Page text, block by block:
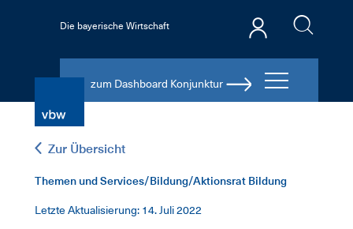
Die bayerische Wirtschaft
zum Dashboard Konjunktur
Zur Übersicht
Themen und Services/Bildung/Aktionsrat Bildung
Letzte Aktualisierung: 14. Juli 2022